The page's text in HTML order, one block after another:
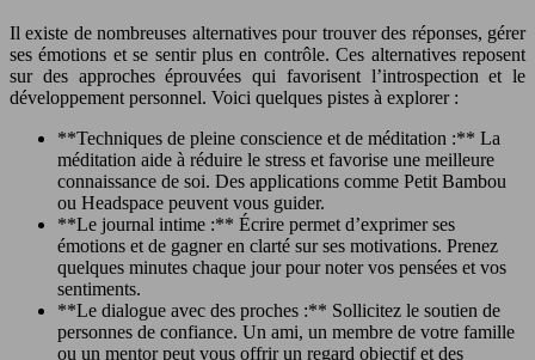
Il existe de nombreuses alternatives pour trouver des réponses, gérer
ses émotions et se sentir plus en contrôle. Ces alternatives reposent
sur des approches éprouvées qui favorisent l’introspection et le
développement personnel. Voici quelques pistes à explorer :
**Techniques de pleine conscience et de méditation :** La
méditation aide à réduire le stress et favorise une meilleure
connaissance de soi. Des applications comme Petit Bambou
ou Headspace peuvent vous guider.
**Le journal intime :** Écrire permet d’exprimer ses
émotions et de gagner en clarté sur ses motivations. Prenez
quelques minutes chaque jour pour noter vos pensées et vos
sentiments.
**Le dialogue avec des proches :** Sollicitez le soutien de
personnes de confiance. Un ami, un membre de votre famille
ou un mentor peut vous offrir un regard objectif et des